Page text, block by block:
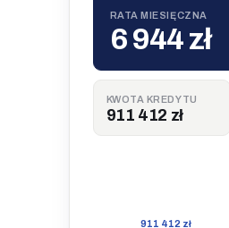
RATA MIESIĘCZNA
6 944 zł
KWOTA KREDYTU
911 412 zł
911 412 zł